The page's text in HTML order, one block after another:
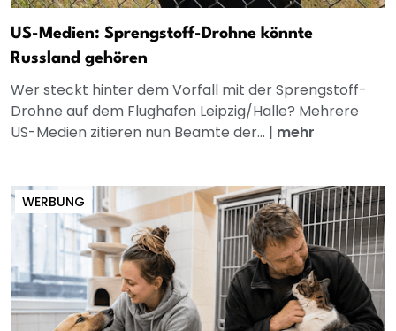
US-Medien: Sprengstoff-Drohne könnte
Russland gehören
Wer steckt hinter dem Vorfall mit der Sprengstoff-
Drohne auf dem Flughafen Leipzig/Halle? Mehrere
US-Medien zitieren nun Beamte der... | mehr
WERBUNG